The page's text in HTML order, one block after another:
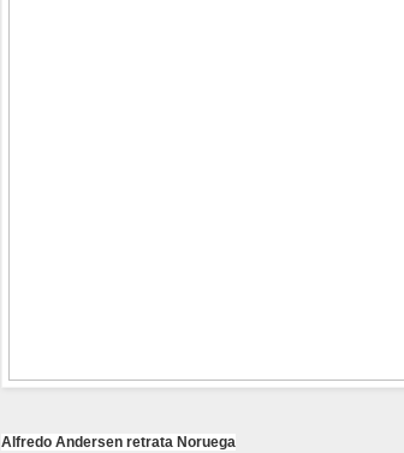
Alfredo Andersen retrata Noruega